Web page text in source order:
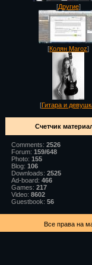
[Другие]
[Колян Maroz]
[Гитара и
Счетчик
Comments: 2526
Forum: 159/648
Photo: 155
Blog: 106
Downloads: 2525
Ad-board: 466
Games: 217
Video: 8602
Guestbook: 56
Все права на